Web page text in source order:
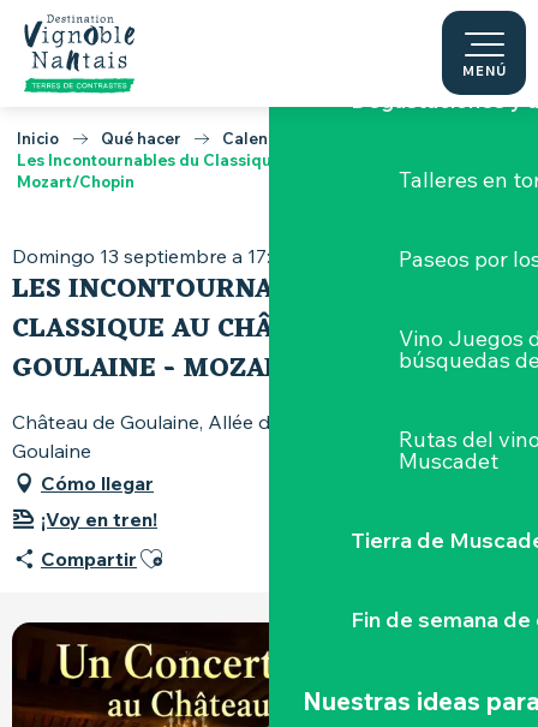
Aller
contenu
principal
MENÚ
Tierra de Muscadet
Degustaciones y
Talleres en
Paseos por
Vino Juegos
búsquedas
Rutas del
Muscadet
Tierra de
Fin de semana
Nuestras ideas
Inicio Qué hacer
Calendario
Les Incontournables du Classique au Château de Goulaine -
Mozart/Chopin
Domingo 13 septiembre a 17:30
LES INCONTOURNABLES DU
CLASSIQUE AU CHÂTEAU DE
GOULAINE - MOZART/CHOPIN
Château de Goulaine, Allée du Château, 44115 Haute-
Goulaine
Cómo llegar
¡Voy en tren!
Compartir Ajouter aux favoris